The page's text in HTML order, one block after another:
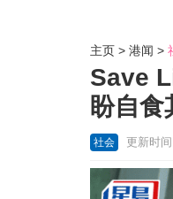
主页 港闻
Save
盼自食
社会 更新时